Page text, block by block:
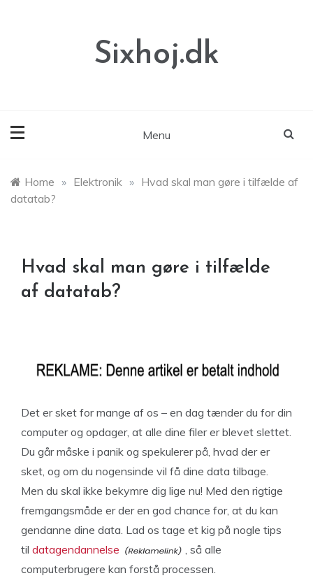
Sixhoj.dk
Menu
Home » Elektronik » Hvad skal man gøre i tilfælde af
datatab?
Hvad skal man gøre i tilfælde
af datatab?
Det er sket for mange af os – en dag tænder du for din
computer og opdager, at alle dine filer er blevet slettet.
Du går måske i panik og spekulerer på, hvad der er
sket, og om du nogensinde vil få dine data tilbage.
Men du skal ikke bekymre dig lige nu! Med den rigtige
fremgangsmåde er der en god chance for, at du kan
gendanne dine data. Lad os tage et kig på nogle tips
til datagendannelse
, så alle
computerbrugere kan forstå processen.